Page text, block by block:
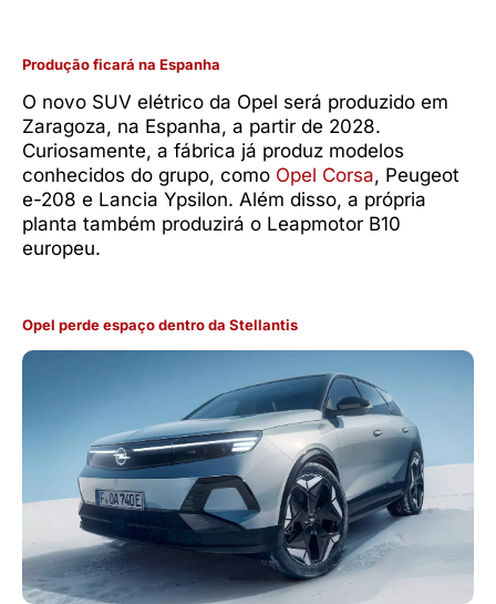
Produção ficará na Espanha
O novo SUV elétrico da Opel será produzido em
Zaragoza, na Espanha, a partir de 2028.
Curiosamente, a fábrica já produz modelos
conhecidos do grupo, como Opel Corsa, Peugeot
e-208 e Lancia Ypsilon. Além disso, a própria
planta também produzirá o Leapmotor B10
europeu.
Opel perde espaço dentro da Stellantis